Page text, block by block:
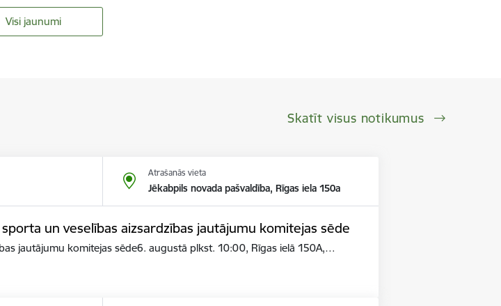
Visi jaunumi
Skatīt visus notikumus
Atrašanās vieta
Jēkabpils novada pašvaldība, Rīgas iela 150a
un veselības aizsardzības jautājumu komitejas sēde
jautājumu komitejas sēde6. augustā plkst. 10:00, Rīgas ielā 150A,…